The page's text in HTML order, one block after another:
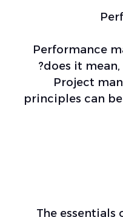
Performance
does it mean,
Project
principles can
The essentials